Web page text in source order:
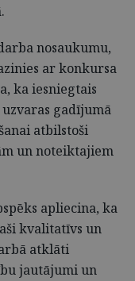
nosaukumu,
ar konkursa
ka iesniegtais
gadījumā
atbilstoši
un noteiktajiem
apliecina, ka
kvalitatīvs un
atklāti
jautājumi un